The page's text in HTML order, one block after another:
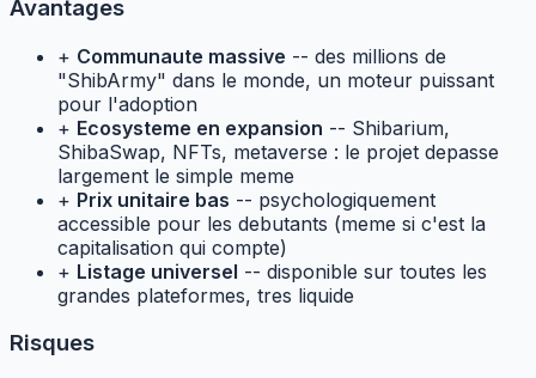
Avantages
+ Communaute massive -- des millions de
"ShibArmy" dans le monde, un moteur puissant
pour l'adoption
+ Ecosysteme en expansion -- Shibarium,
ShibaSwap, NFTs, metaverse : le projet depasse
largement le simple meme
+ Prix unitaire bas -- psychologiquement
accessible pour les debutants (meme si c'est la
capitalisation qui compte)
+ Listage universel -- disponible sur toutes les
grandes plateformes, tres liquide
Risques